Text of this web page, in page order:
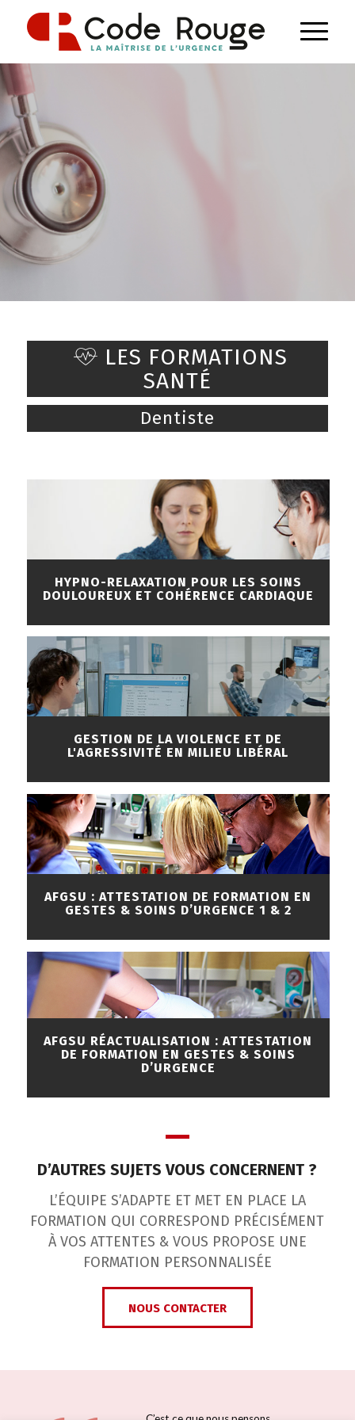
LES FORMATIONS
SANTÉ
Dentiste
HYPNO-RELAXATION POUR LES SOINS
DOULOUREUX ET COHÉRENCE CARDIAQUE
GESTION DE LA VIOLENCE ET DE
L'AGRESSIVITÉ EN MILIEU LIBÉRAL
AFGSU : ATTESTATION DE FORMATION EN
GESTES & SOINS D’URGENCE 1 & 2
AFGSU RÉACTUALISATION : ATTESTATION
DE FORMATION EN GESTES & SOINS
D’URGENCE
D’AUTRES SUJETS VOUS CONCERNENT ?
L’ÉQUIPE S’ADAPTE ET MET EN PLACE LA
FORMATION QUI CORRESPOND PRÉCISÉMENT
À VOS ATTENTES & VOUS PROPOSE UNE
FORMATION PERSONNALISÉE
NOUS CONTACTER